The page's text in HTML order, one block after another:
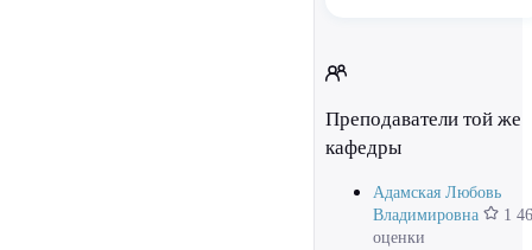
Преподаватели той же
кафедры
Адамская Любовь
Владимировна
1
оценки